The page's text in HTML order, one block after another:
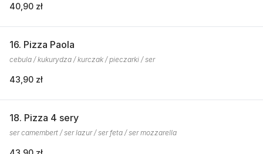
40,90 zł
16. Pizza Paola
cebula / kukurydza / kurczak / pieczarki / ser
43,90 zł
18. Pizza 4 sery
ser camembert / ser lazur / ser feta / ser mozzarella